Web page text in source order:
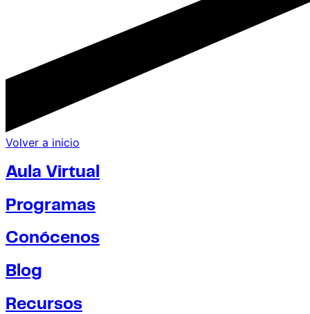
Volver a inicio
Aula Virtual
Programas
Conócenos
Blog
Recursos